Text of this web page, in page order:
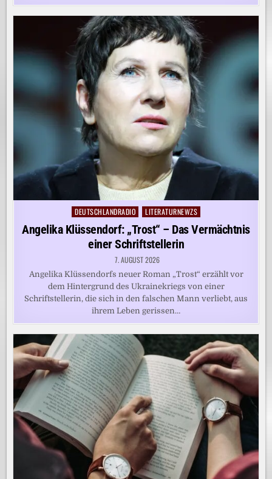
Posted
in
DEUTSCHLANDRADIO LITERATURNEWZS
Angelika Klüssendorf: „Trost“ – Das Vermächtnis
einer Schriftstellerin
7. AUGUST 2026
Angelika Klüssendorfs neuer Roman „Trost“ erzählt vor
dem Hintergrund des Ukrainekriegs von einer
Schriftstellerin, die sich in den falschen Mann verliebt, aus
ihrem Leben gerissen…